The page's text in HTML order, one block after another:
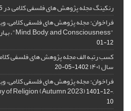
رنکینگ مجله پژوهش های فلسفی کلامی در SJR
فراخوان: مجله پژوهش های فلسفی کلامی،
"Mind, Body, and Consciousness"، بهار ۱۴۰۳، Spring 2024
01-12
کسب رتبه الف مجله پژوهش های فلسفی
سال ۱۴۰۱ 1402-05-20
فراخوان: مجله پژوهش های فلسفی کلامی،
,Comparative Philosophy of Religion (Autumn 2023)
1401-12-
10